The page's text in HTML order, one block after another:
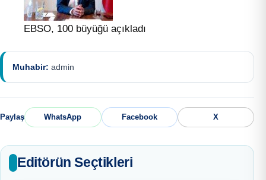
EBSO, 100 büyüğü açıkladı
Muhabir: admin
Paylaş WhatsApp Facebook X
Editörün Seçtikleri